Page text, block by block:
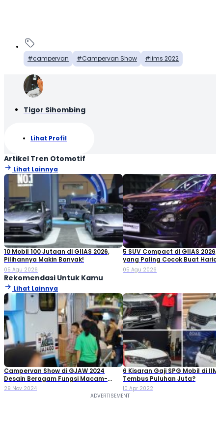
campervan Campervan Show iims 2022
Tigor Sihombing
Lihat Profil
Artikel Tren Otomotif
Lihat Lainnya
10 Mobil 100 Jutaan di GIIAS 2026,
Pilihannya Makin Banyak!
05 Agu 2026
5 SUV Compact di GIIAS 2026,
yang Paling Cocok Buat
05 Agu 2026
Rekomendasi Untuk Kamu
Lihat Lainnya
Campervan Show di GJAW 2024
Desain Beragam Fungsi Macam-
macam
29 Nov 2024
6 Kisaran Gaji SPG Mobil di
Tembus Puluhan Juta?
10 Apr 2022